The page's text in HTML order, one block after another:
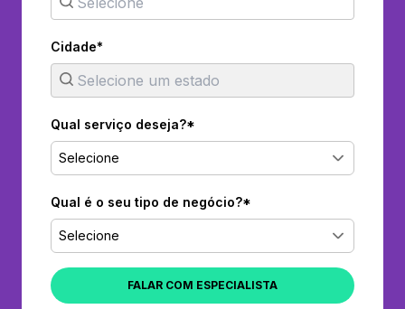
Cidade*
Qual serviço deseja?*
Selecione
Qual é o seu tipo de negócio?*
Selecione
FALAR COM ESPECIALISTA